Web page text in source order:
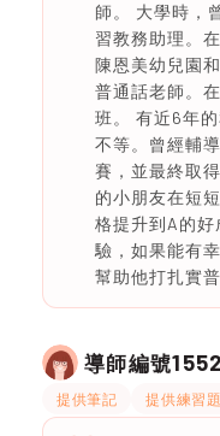
師。 大學時，
習教務助理。
陳恩美幼兒園
普通話老師。
班。 有近6年
不等。曾經輔
賽，並最終取
的小朋友在短
格提升到A的
驗，如果能有
幫助他打扎實普
導師編號
提供筆記 提供練習